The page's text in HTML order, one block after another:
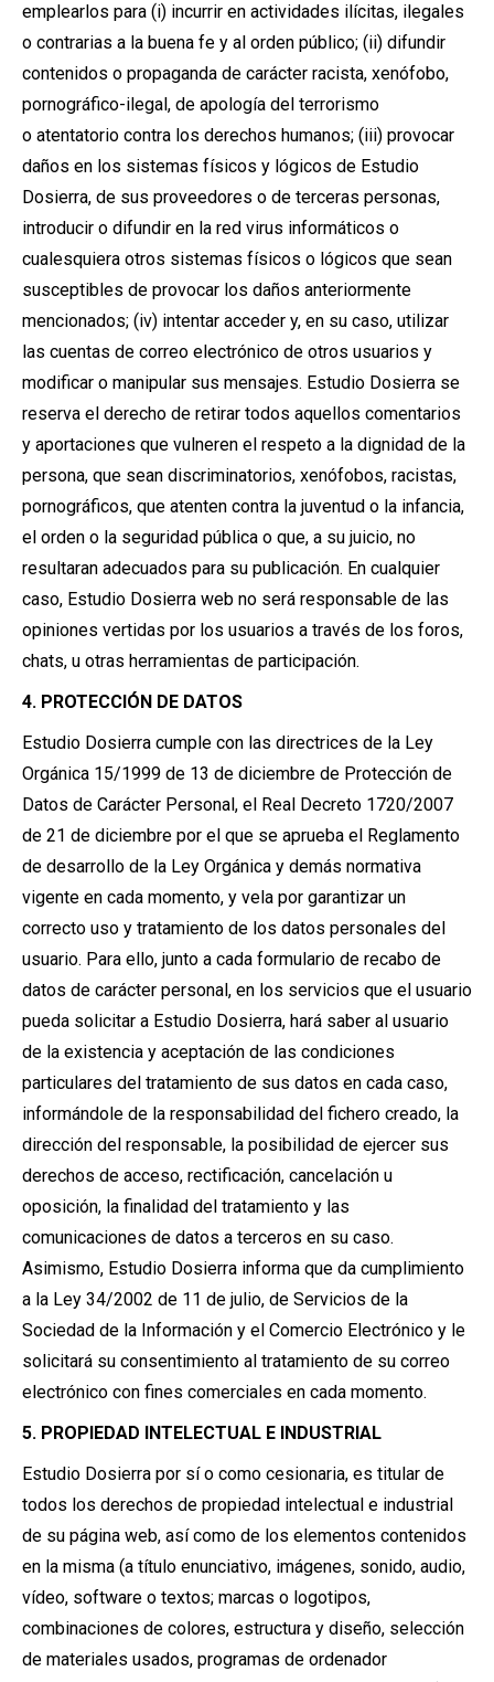
emplearlos para (i) incurrir en actividades ilícitas, ilegales
o contrarias a la buena fe y al orden público; (ii) difundir
contenidos o propaganda de carácter racista, xenófobo,
pornográfico-ilegal, de apología del terrorismo
o atentatorio contra los derechos humanos; (iii) provocar
daños en los sistemas físicos y lógicos de Estudio
Dosierra, de sus proveedores o de terceras personas,
introducir o difundir en la red virus informáticos o
cualesquiera otros sistemas físicos o lógicos que sean
susceptibles de provocar los daños anteriormente
mencionados; (iv) intentar acceder y, en su caso, utilizar
las cuentas de correo electrónico de otros usuarios y
modificar o manipular sus mensajes. Estudio Dosierra se
reserva el derecho de retirar todos aquellos comentarios
y aportaciones que vulneren el respeto a la dignidad de la
persona, que sean discriminatorios, xenófobos, racistas,
pornográficos, que atenten contra la juventud o la infancia,
el orden o la seguridad pública o que, a su juicio, no
resultaran adecuados para su publicación. En cualquier
caso, Estudio Dosierra web no será responsable de las
opiniones vertidas por los usuarios a través de los foros,
chats, u otras herramientas de participación.
4. PROTECCIÓN DE DATOS
Estudio Dosierra cumple con las directrices de la Ley
Orgánica 15/1999 de 13 de diciembre de Protección de
Datos de Carácter Personal, el Real Decreto 1720/2007
de 21 de diciembre por el que se aprueba el Reglamento
de desarrollo de la Ley Orgánica y demás normativa
vigente en cada momento, y vela por garantizar un
correcto uso y tratamiento de los datos personales del
usuario. Para ello, junto a cada formulario de recabo de
datos de carácter personal, en los servicios que el usuario
pueda solicitar a Estudio Dosierra, hará saber al usuario
de la existencia y aceptación de las condiciones
particulares del tratamiento de sus datos en cada caso,
informándole de la responsabilidad del fichero creado, la
dirección del responsable, la posibilidad de ejercer sus
derechos de acceso, rectificación, cancelación u
oposición, la finalidad del tratamiento y las
comunicaciones de datos a terceros en su caso.
Asimismo, Estudio Dosierra informa que da cumplimiento
a la Ley 34/2002 de 11 de julio, de Servicios de la
Sociedad de la Información y el Comercio Electrónico y le
solicitará su consentimiento al tratamiento de su correo
electrónico con fines comerciales en cada momento.
5. PROPIEDAD INTELECTUAL E INDUSTRIAL
Estudio Dosierra por sí o como cesionaria, es titular de
todos los derechos de propiedad intelectual e industrial
de su página web, así como de los elementos contenidos
en la misma (a título enunciativo, imágenes, sonido, audio,
vídeo, software o textos; marcas o logotipos,
combinaciones de colores, estructura y diseño, selección
de materiales usados, programas de ordenador